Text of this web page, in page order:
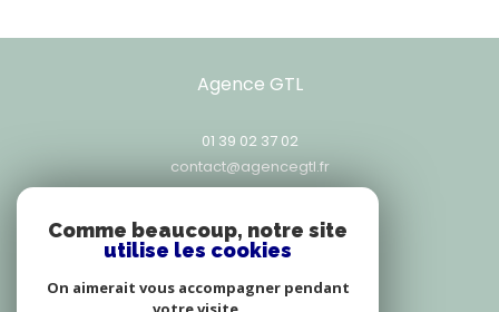
Versailles. Ensemble, construisons l’avenir de
vos ambitions immobilières.Agence GTL
01 39 02 37 02
contact@agencegtl.fr
25, rue Exelmans
versailles
Comme beaucoup, notre site
utilise les cookies
On aimerait vous accompagner pendant